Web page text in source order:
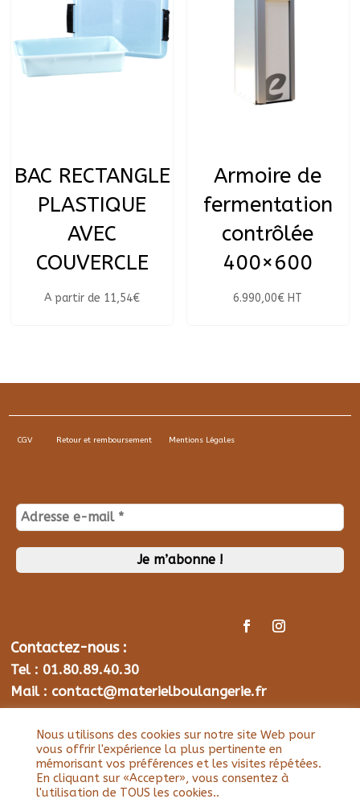
BAC RECTANGLE
PLASTIQUE
AVEC
COUVERCLE
A partir de 11,54€
Armoire de
fermentation
contrôlée
400×600
6.990,00€ HT
CGV Retour et remboursement Mentions Légales
Contactez-nous :
Tel : 01.80.89.40.30
Mail : contact@materielboulangerie.fr
Nous utilisons des cookies sur notre site Web pour
vous offrir l'expérience la plus pertinente en
mémorisant vos préférences et les visites répétées.
En cliquant sur «Accepter», vous consentez à
l'utilisation de TOUS les cookies..